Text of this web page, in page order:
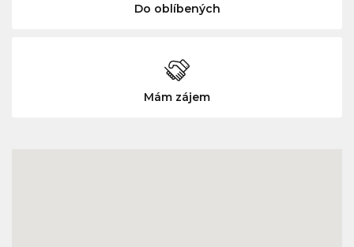
Do oblíbených
Mám zájem